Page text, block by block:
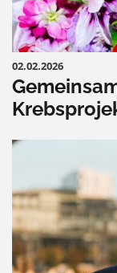
02.02.2026